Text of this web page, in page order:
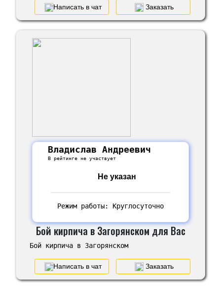
Написать в чат Заказать
Владислав Андреевич
В рейтинге не участвует
Не указан
Режим работы: Круглосуточно
Бой кирпича в Загорянском для Вас
Бой кирпича в Загорянском
Написать в чат Заказать